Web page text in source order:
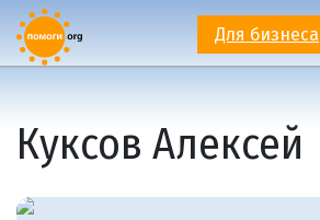
Для бизнеса
Куксов Алексей